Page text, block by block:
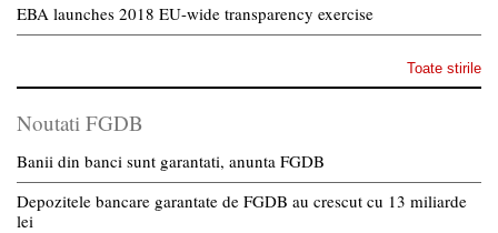
EBA launches 2018 EU-wide transparency exercise
Toate stirile
Noutati FGDB
Banii din banci sunt garantati, anunta FGDB
Depozitele bancare garantate de FGDB au crescut cu 13 miliarde
lei